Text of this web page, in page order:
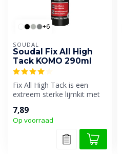
+6
SOUDAL
Soudal Fix All High
Tack KOMO 290ml
Fix All High Tack is een
extreem sterke lijmkit met
aanvangshechti...
7,89
Op voorraad